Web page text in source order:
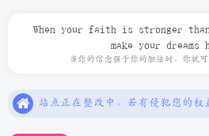
When your faith is stronger
make your dreams
当你的信念强于你的胆怯时，你就